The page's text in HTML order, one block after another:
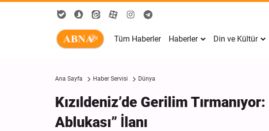
Tüm Haberler Haberler Din ve Kültür
Ana Sayfa Haber Servisi Dünya
Kızıldeniz’de Gerilim
Ablukası” İlanı